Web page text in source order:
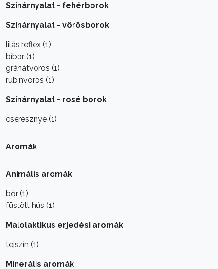
Színárnyalat - fehérborok
Színárnyalat - vörösborok
lilás reflex (1)
bíbor (1)
gránátvörös (1)
rubinvörös (1)
Színárnyalat - rosé borok
cseresznye (1)
Aromák
Animális aromák
bőr (1)
füstölt hús (1)
Malolaktikus erjedési aromák
tejszín (1)
Minerális aromák